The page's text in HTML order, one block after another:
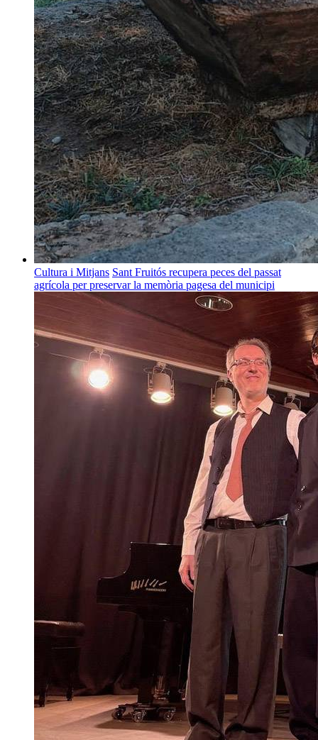
Cultura i Mitjans Sant Fruitós recupera peces del passat
agrícola per preservar la memòria pagesa del municipi